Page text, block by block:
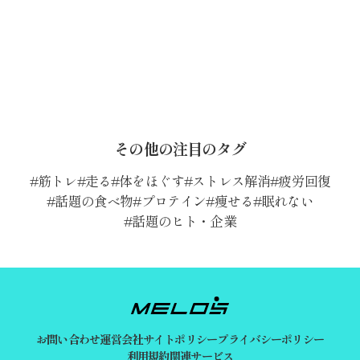
その他の注目のタグ
筋トレ 走る 体をほぐす ストレス解消 疲労回復
話題の食べ物 プロテイン 痩せる 眠れない
話題のヒト・企業
お問い合わせ運営会社サイトポリシープライバシーポリシー
利用規約関連サービス